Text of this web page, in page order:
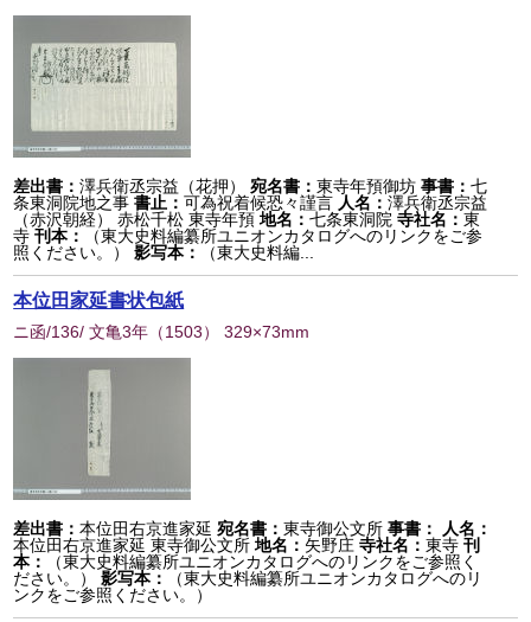
差出書：澤兵衛丞宗益（花押） 宛名書：東寺年預御坊 事書：七
条東洞院地之事書止：可為祝着候恐々謹言 人名：澤兵衛丞宗益
（赤沢朝経） 赤松千松 東寺年預 地名：七条東洞院 寺社名：東
寺 刊本：
（東大史料編纂所ユニオンカタログへのリンクをご参
照ください。）
影写本： （東大史料編...
本位田家延書状包紙
ニ函/136/ 文亀3年 （1503） 329×73mm
差出書：本位田右京進家延 宛名書：東寺御公文所 事書：
人名：
本位田右京進家延 東寺御公文所 地名： 矢野庄 寺社名：東寺 刊
本：
（東大史料編纂所ユニオンカタログへのリンクをご参照く
ださい。）
影写本：
（東大史料編纂所ユニオンカタログへのリ
ンクをご参照ください。）